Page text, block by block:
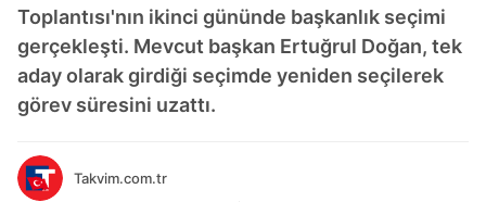
Toplantısı'nın ikinci gününde başkanlık seçimi
gerçekleşti. Mevcut başkan Ertuğrul Doğan, tek
aday olarak girdiği seçimde yeniden seçilerek
görev süresini uzattı.
Takvim.com.tr